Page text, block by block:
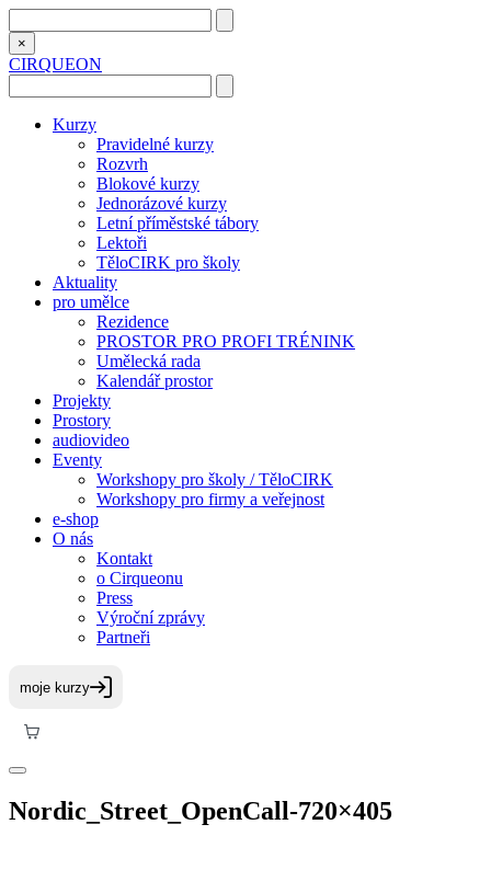
×
CIRQUEON
Kurzy
Pravidelné kurzy
Rozvrh
Blokové kurzy
Jednorázové kurzy
Letní příměstské tábory
Lektoři
TěloCIRK pro školy
Aktuality
pro umělce
Rezidence
PROSTOR PRO PROFI TRÉNINK
Umělecká rada
Kalendář prostor
Projekty
Prostory
audiovideo
Eventy
Workshopy pro školy / TěloCIRK
Workshopy pro firmy a veřejnost
e-shop
O nás
Kontakt
o Cirqueonu
Press
Výroční zprávy
Partneři
Nordic_Street_OpenCall-720×405